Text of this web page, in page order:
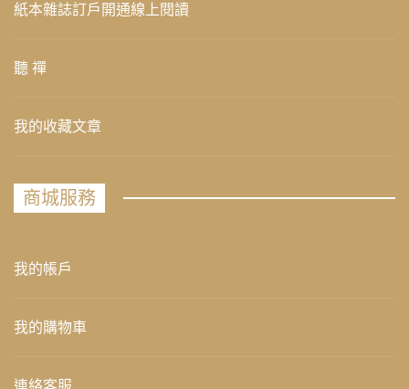
紙本雜誌訂戶開通線上閱讀
聽 禪
我的收藏文章
商城服務
我的帳戶
我的購物車
連絡客服